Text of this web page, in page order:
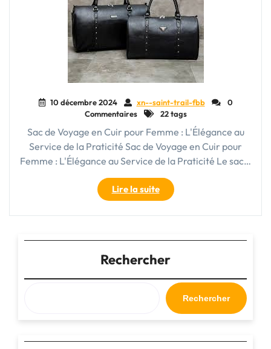
10 décembre 2024 xn--saint-trail-fbb
0
Commentaires
22 tags
Sac de Voyage en Cuir pour Femme : L'Élégance au
Service de la Praticité Sac de Voyage en Cuir pour
Femme : L'Élégance au Service de la Praticité Le sac…
Lire la suite"Élégance
et
Praticité
Le
Sac
de
Voyage
en
Cuir
Rechercher
Rechercher